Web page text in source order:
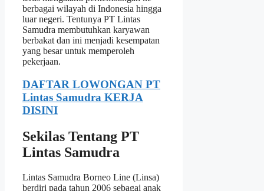
berbagai wilayah di Indonesia hingga
luar negeri. Tentunya PT Lintas
Samudra membutuhkan karyawan
berbakat dan ini menjadi kesempatan
yang besar untuk memperoleh
pekerjaan.
DAFTAR LOWONGAN PT
Lintas Samudra KERJA
DISINI
Sekilas Tentang PT
Lintas Samudra
Lintas Samudra Borneo Line (Linsa)
berdiri pada tahun 2006 sebagai anak